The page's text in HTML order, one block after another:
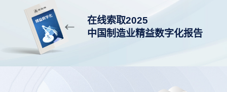
在线索取2025
中国制造业精益数字化报告